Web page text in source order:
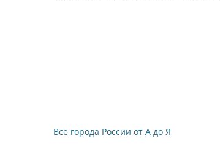
Все города России от А до Я